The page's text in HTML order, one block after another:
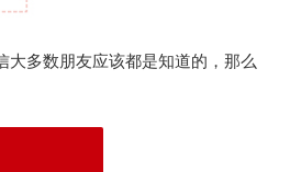
大多数朋友应该都是知道的，那么